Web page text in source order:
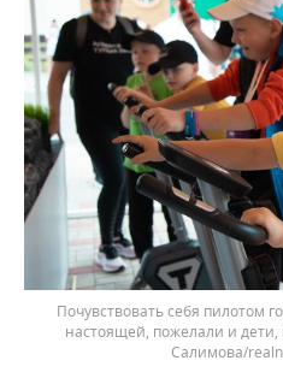
Почувствовать себя пилотом
настоящей, пожелали и
Салимова/